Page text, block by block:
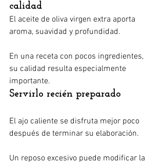
calidad
El aceite de oliva virgen extra aporta
aroma, suavidad y profundidad.
En una receta con pocos ingredientes,
su calidad resulta especialmente
importante.
Servirlo recién preparado
El ajo caliente se disfruta mejor poco
después de terminar su elaboración.
Un reposo excesivo puede modificar la